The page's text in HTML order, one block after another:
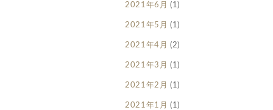
2021年6月 (1)
2021年5月 (1)
2021年4月 (2)
2021年3月 (1)
2021年2月 (1)
2021年1月 (1)